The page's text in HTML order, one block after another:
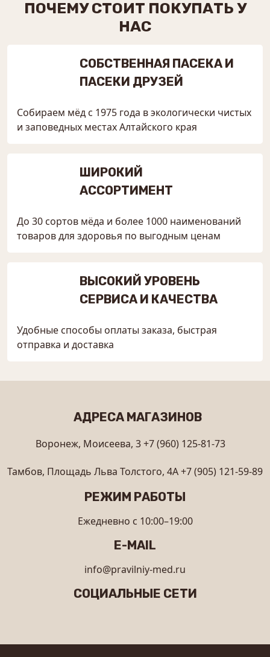
ПОЧЕМУ СТОИТ ПОКУПАТЬ У
НАС
СОБСТВЕННАЯ ПАСЕКА И
ПАСЕКИ ДРУЗЕЙ
Собираем мёд с 1975 года в экологически чистых
и заповедных местах Алтайского края
ШИРОКИЙ
АССОРТИМЕНТ
До 30 сортов мёда и более 1000 наименований
товаров для здоровья по выгодным ценам
ВЫСОКИЙ УРОВЕНЬ
СЕРВИСА И КАЧЕСТВА
Удобные способы оплаты заказа, быстрая
отправка и доставка
АДРЕСА МАГАЗИНОВ
Воронеж, Моисеева, 3+7 (960) 125-81-73
Тамбов, Площадь Льва Толстого, 4А+7 (905) 121-59-89
РЕЖИМ РАБОТЫ
Ежедневно с 10:00–19:00
E-MAIL
info@pravilniy-med.ru
СОЦИАЛЬНЫЕ СЕТИ